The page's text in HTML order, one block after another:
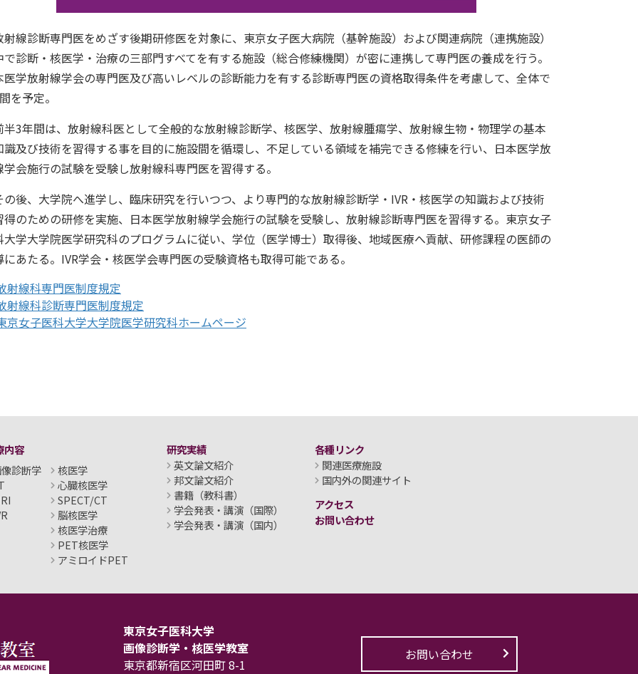
線診断専門医をめざす後期研修医を対象に、東京女子医大病院（基幹施設）および関連病院（連携施設）
で診断・核医学・治療の三部門すべてを有する施設（総合修練機関）が密に連携して専門医の養成を行う。
医学放射線学会の専門医及び高いレベルの診断能力を有する診断専門医の資格取得条件を考慮して、全体で
を予定。
3年間は、放射線科医として全般的な放射線診断学、核医学、放射線腫瘍学、放射線生物・物理学の基本
識及び技術を習得する事を目的に施設間を循環し、不足している領域を補完できる修練を行い、日本医学放
学会施行の試験を受験し放射線科専門医を習得する。
後、大学院へ進学し、臨床研究を行いつつ、より専門的な放射線診断学・IVR・核医学の知識および技術
得のための研修を実施、日本医学放射線学会施行の試験を受験し、放射線診断専門医を習得する。東京女子
大学大学院医学研究科のプログラムに従い、学位（医学博士）取得後、地域医療へ貢献、研修課程の医師の
にあたる。IVR学会・核医学会専門医の受験資格も取得可能である。
射線科専門医制度規定
射線科診断専門医制度規定
京女子医科大学大学院医学研究科ホームページ
内容
診断学
核医学
心臓核医学
SPECT/CT
脳核医学
核医学治療
PET核医学
アミロイドPET
研究実績
英文論文紹介
邦文論文紹介
書籍（教科書）
学会発表・講演（国際）
学会発表・講演（国内）
各種リンク
関連医療施設
国内外の関連サイト
アクセス
お問い合わせ
東京女子医科大学
画像診断学・核医学教室
東京都新宿区河田町 8-1
お問い合わせ